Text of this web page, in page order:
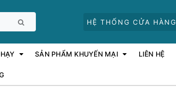
HỆ THỐNG CỬA HÀNG
SẢN PHẨM KHUYẾN MẠI LIÊN HỆ